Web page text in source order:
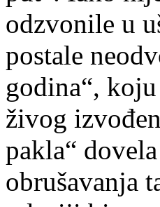
odzvonile u
postale
godina“,
živog
pakla“
obrušavanja